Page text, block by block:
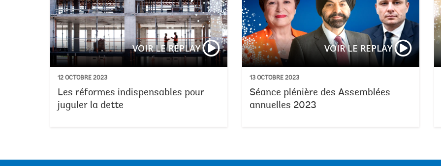
VOIR LE REPLAY
12 OCTOBRE 2023
Les réformes indispensables pour
juguler la dette
VOIR LE REPLAY
13 OCTOBRE 2023
Séance plénière des Assemblées
annuelles 2023